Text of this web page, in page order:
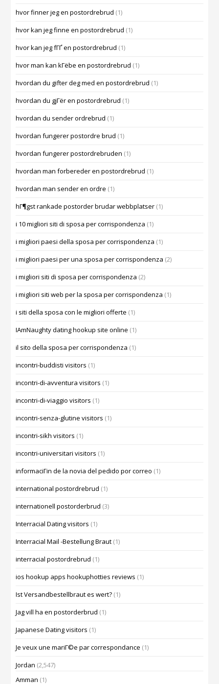
hvor finner jeg en postordrebrud (1)
hvor kan jeg finne en postordrebrud (1)
hvor kan jeg fГҐ en postordrebrud (1)
hvor man kan kГёbe en postordrebrud (1)
hvordan du gifter deg med en postordrebrud (1)
hvordan du gjГёr en postordrebrud (1)
hvordan du sender ordrebrud (1)
hvordan fungerer postordre brud (1)
hvordan fungerer postordrebruden (1)
hvordan man forbereder en postordrebrud (1)
hvordan man sender en ordre (1)
hГ¶gst rankade postorder brudar webbplatser (1)
i 10 migliori siti di sposa per corrispondenza (1)
i migliori paesi della sposa per corrispondenza (1)
i migliori paesi per una sposa per corrispondenza (2)
i migliori siti di sposa per corrispondenza (2)
i migliori siti web per la sposa per corrispondenza (1)
i siti della sposa con le migliori offerte (1)
IAmNaughty dating hookup site online (1)
il sito della sposa per corrispondenza (1)
incontri-buddisti visitors (1)
incontri-di-avventura visitors (1)
incontri-di-viaggio visitors (1)
incontri-senza-glutine visitors (1)
incontri-sikh visitors (1)
incontri-universitari visitors (1)
informaciГіn de la novia del pedido por correo (1)
international postordrebrud (1)
internationell postorderbrud (3)
Interracial Dating visitors (1)
Interracial Mail -Bestellung Braut (1)
interracial postordrebrud (1)
ios hookup apps hookuphotties reviews (1)
Ist Versandbestellbraut es wert? (1)
Jag vill ha en postorderbrud (1)
Japanese Dating visitors (1)
Je veux une mariГ©e par correspondance (1)
Jordan (2,547)
Amman (1)